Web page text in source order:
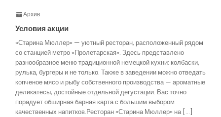
Архив
Условия акции
«Старина Мюллер» — уютный ресторан, расположенный рядом
со станцией метро «Пролетарская». Здесь представлено
разнообразное меню традиционной немецкой кухни: колбаски,
рулька, бургеры и не только. Также в заведении можно отведать
копченое мясо и рыбу собственного производства — ароматные
деликатесы, достойные отдельной дегустации. Вас точно
порадует обширная барная карта с большим выбором
качественных напитков.Ресторан «Старина Мюллер» на […]